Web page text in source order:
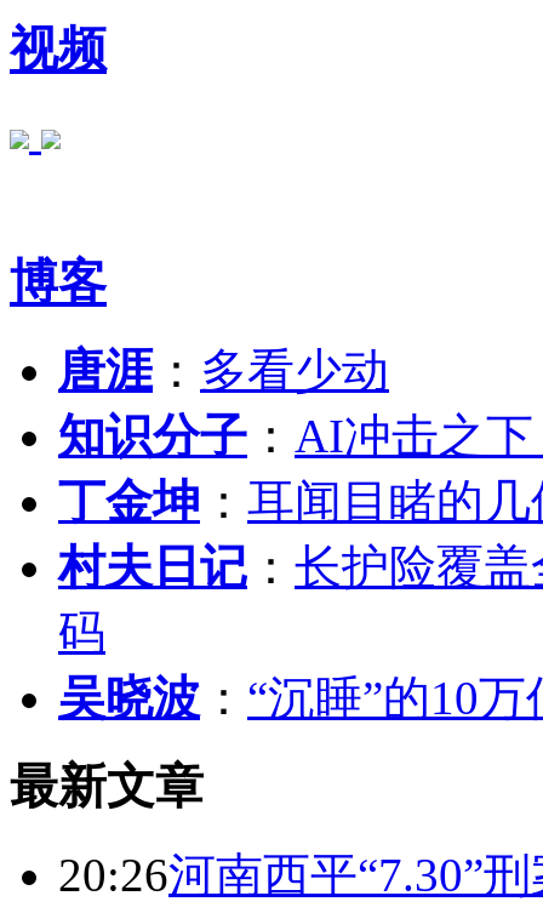
视频
博客
唐涯： 多看少动
知识分子 ： AI冲击之
丁金坤 ： 耳闻目睹的
村夫日记 ： 长护险覆
码
吴晓波 ： “沉睡”的10
最新文章
20:26河南西平“7.30”